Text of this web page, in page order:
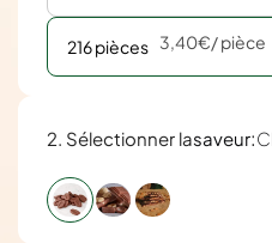
216 pièces 3,40€/ pièce
2. Sélectionner lasaveur: